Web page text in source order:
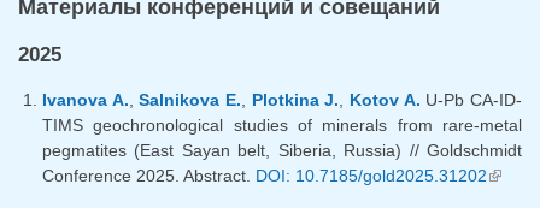
Материалы конференций и совещаний
2025
Ivanova A. ,Salnikova E. Plotkina J. Kotov A. U-Pb CA-ID-
TIMS geochronological studies of minerals from rare-metal
pegmatites (East Sayan belt, Siberia, Russia) // Goldschmidt
Conference 2025. Abstract. DOI: 10.7185/gold2025.31202